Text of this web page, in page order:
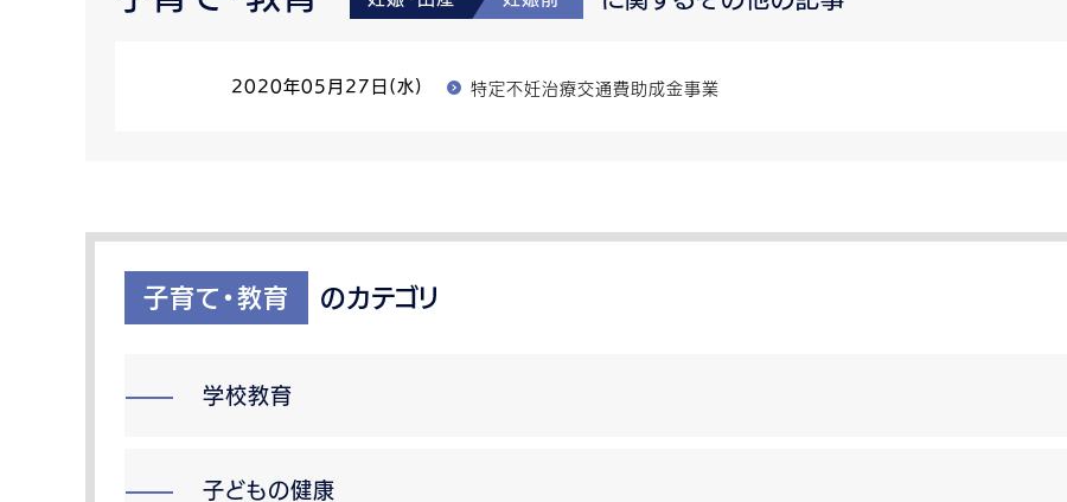
2020年05月27日(水) 特定不妊治療交通費助成金事業
子育て・教育 のカテゴリ
学校教育
子どもの健康